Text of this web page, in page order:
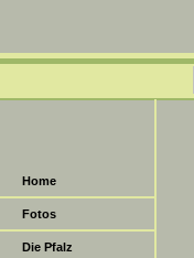
Home
Fotos
Die Pfalz